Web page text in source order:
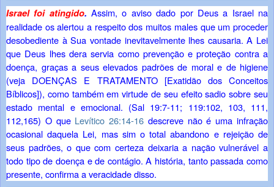
Israel foi atingido.Assim, o aviso dado por Deus a Israel na
realidade os alertou a respeito dos muitos males que um proceder
desobediente à Sua vontade inevitavelmente lhes causaria. A Lei
que Deus lhes dera servia como prevenção e proteção contra a
doença, graças a seus elevados padrões de moral e de higiene
(veja DOENÇAS E TRATAMENTO[Exatidão dos Conceitos
Bíblicos]), como também em virtude de seu efeito sadio sobre seu
estado mental e emocional. (Sal 19:7-11; 119:102, 103, 111,
112,165) O que Levítico 26:14-16 descreve não é uma infração
ocasional daquela Lei, mas sim o total abandono e rejeição de
seus padrões, o que com certeza deixaria a nação vulnerável a
todo tipo de doença e de contágio. A história, tanto passada como
presente, confirma a veracidade disso.